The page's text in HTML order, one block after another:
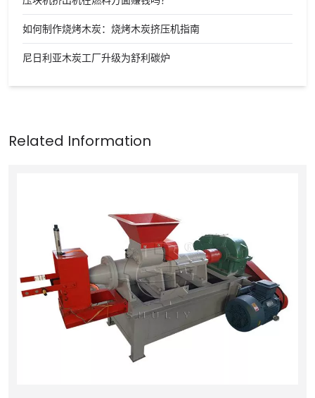
如何制作烧烤木炭：烧烤木炭挤压机指南
尼日利亚木炭工厂升级为舒利碳炉